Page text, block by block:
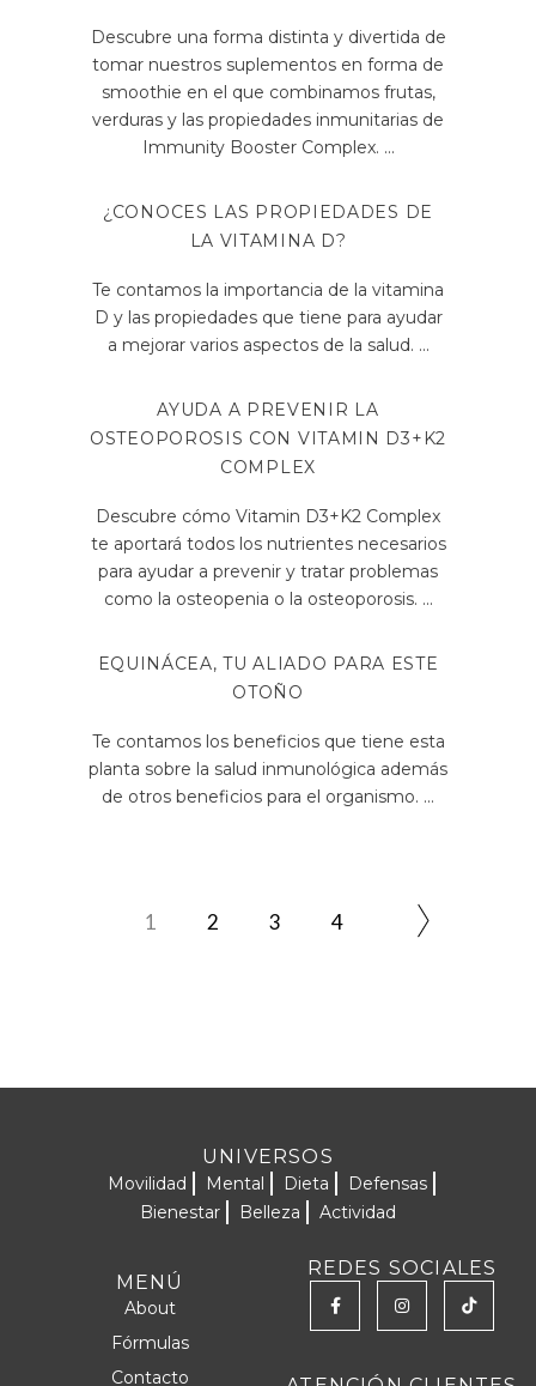
Descubre una forma distinta y divertida de
tomar nuestros suplementos en forma de
smoothie en el que combinamos frutas,
verduras y las propiedades inmunitarias de
Immunity Booster Complex.
¿CONOCES LAS PROPIEDADES DE
LA VITAMINA D?
Te contamos la importancia de la vitamina
D y las propiedades que tiene para ayudar
a mejorar varios aspectos de la salud.
AYUDA A PREVENIR LA
OSTEOPOROSIS CON VITAMIN D3+K2
COMPLEX
Descubre cómo Vitamin D3+K2 Complex
te aportará todos los nutrientes necesarios
para ayudar a prevenir y tratar problemas
como la osteopenia o la osteoporosis.
EQUINÁCEA, TU ALIADO PARA ESTE
OTOÑO
Te contamos los beneficios que tiene esta
planta sobre la salud inmunológica además
de otros beneficios para el organismo.
1 2 3 4
UNIVERSOS
Movilidad Mental Dieta
Defensas
Bienestar
Belleza Actividad
MENÚ
About
Fórmulas
Contacto
REDES SOCIALES